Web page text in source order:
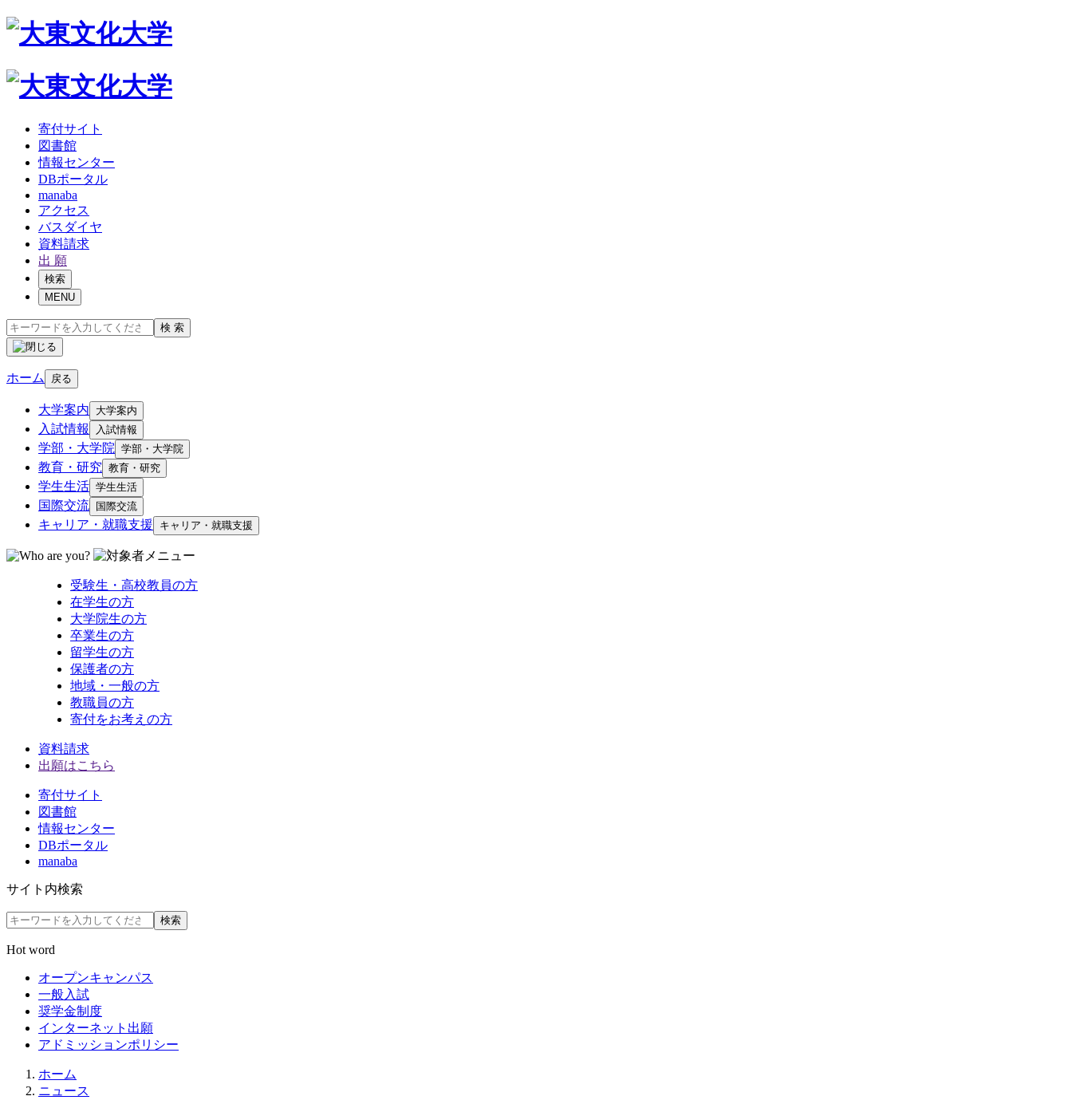
寄付サイト
図書館
情報センター
DBポータル
manaba
アクセス
バスダイヤ
資料請求
出 願
検索
MENU
検 索
ホーム 戻る
大学案内 大学案内
入試情報 入試情報
学部・大学院 学部・大学院
教育・研究 教育・研究
学生生活 学生生活
国際交流 国際交流
キャリア・就職支援 キャリア・就職支援
受験生・高校教員の方
在学生の方
大学院生の方
卒業生の方
留学生の方
保護者の方
地域・一般の方
教職員の方
寄付をお考えの方
資料請求
出願はこちら
寄付サイト
図書館
情報センター
DBポータル
manaba
サイト内検索
検索
Hot word
オープンキャンパス
一般入試
奨学金制度
インターネット出願
アドミッションポリシー
ホーム
ニュース